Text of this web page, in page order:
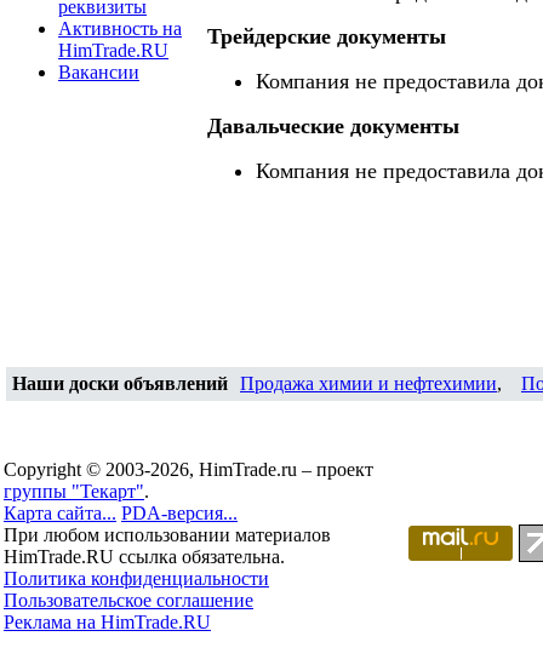
реквизиты
Активность на
HimTrade.RU
Вакансии
Трейдерские документы
Компания не предоставила
Давальческие документы
Компания не предоставила
Наши доски объявлений Продажа химии и нефтехимии,
Copyright © 2003-2026, HimTrade.ru – проект
группы "Текарт".
Карта сайта... PDA-версия...
При любом использовании материалов
HimTrade.RU ссылка обязательна.
Политика конфиденциальности
Пользовательское соглашение
Реклама на HimTrade.RU